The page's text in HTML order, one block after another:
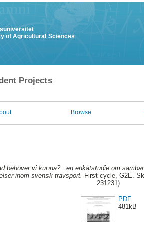
of Agricultural Sciences
Projects
Browse
behöver vi kunna? : en enkätstudie om
inom svensk travsport. First cycle, G2E.
231231)
PDF
481kB